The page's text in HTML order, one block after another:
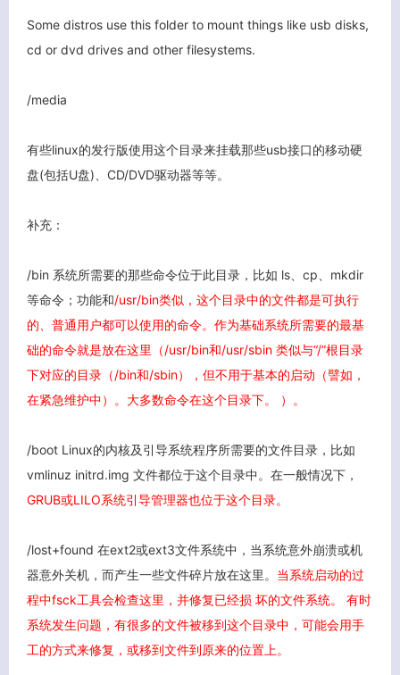
Some distros use this folder to mount things like usb disks,
cd or dvd drives and other filesystems.
/media
有些linux的发行版使用这个目录来挂载那些usb接口的移动硬
盘(包括U盘)、CD/DVD驱动器等等。
补充：
/bin 系统所需要的那些命令位于此目录，比如 ls、cp、mkdir
等命令；功能和/usr/bin类似，这个目录中的文件都是可执行
的、普通用户都可以使用的命令。作为基础系统所需要的最基
础的命令就是放在这里（/usr/bin和/usr/sbin 类似与“/”根目录
下对应的目录（/bin和/sbin）， 但不用于基本的启动（譬如，
在紧急维护中）。大多数命令在这个目录下。 ）。
/boot Linux的内核及引导系统程序所需要的文件目录，比如
vmlinuz initrd.img 文件都位于这个目录中。在一般情况下，
GRUB或LILO系统引导管理器也位于这个目录。
/lost+found 在ext2或ext3文件系统中，当系统意外崩溃或机
器意外关机，而产生一些文件碎片放在这里。 当系统启动的过
程中fsck工具会检查这里，并修复已经损 坏的文件系统。 有时
系统发生问题，有很多的文件被移到这个目录中，可能会用手
工的方式来修复，或移到文件到原来的位置上。